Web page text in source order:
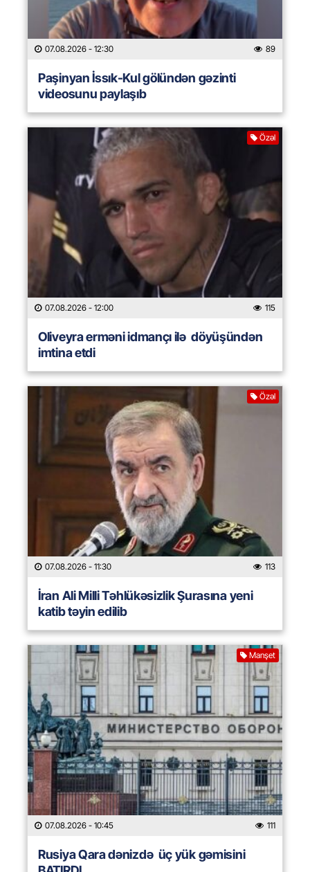
07.08.2026 - 12:30 89
Paşinyan İssık-Kul gölündən gəzinti
videosunu paylaşıb
Özəl
07.08.2026 - 12:00 115
Oliveyra erməni idmançı ilə döyüşündən
imtina etdi
Özəl
07.08.2026 - 11:30 113
İran Ali Milli Təhlükəsizlik Şurasına yeni
katib təyin edilib
Manşet
07.08.2026 - 10:45 111
Rusiya Qara dənizdə üç yük gəmisini